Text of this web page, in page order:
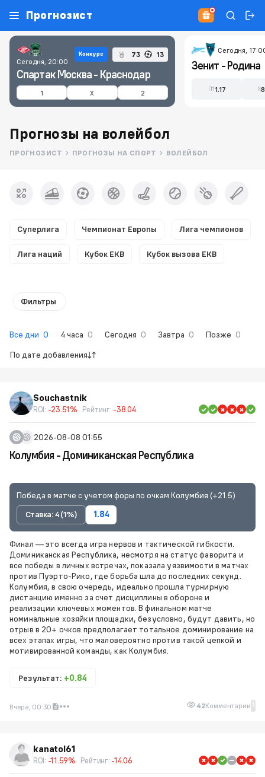
Прогнозист
Сегодня, 20:00
Конкурс 73 13
Спартак Москва - Краснодар
1 X 2
Сегодня,
Зенит - Родина
П11.17 X
Прогнозы на волейбол
ПРОГНОЗИСТ ПРОГНОЗЫ НА СПОРТ ВОЛЕЙБОЛ
Суперлига Чемпионат Европы Лига чемпионов
Лига наций Кубок ЕКВ Кубок вызова ЕКВ
Фильтры
Все дни 0 4 часа 0 Сегодня 0 Завтра 0 Позже 0
По дате добавления
Souchastnik
ROI: -23.51% Рейтинг: -38.04
2026-08-08 01:55
Колумбия - Доминиканская Республика
Победа в матче с учетом форы по очкам Колумбия (+21.5)
Ставка: 4 (1%)
1.84
Финал — это всегда игра нервов и тактической гибкости.
Доминиканская Республика, несмотря на статус фаворита и
все победы в личных встречах, показала уязвимости в матчах
против Пуэрто-Рико, где борьба шла до последних секунд.
Колумбия, в свою очередь, идеально прошла турнирную
дистанцию именно за счет дисциплины в обороне и
реализации ключевых моментов. В финальном матче
номинальные хозяйки площадки, безусловно, будут давить, но
отрыв в 20+ очков предполагает тотальное доминирование на
всех этапах игры, что маловероятно против такой цепкой и
мотивированной команды, как Колумбия.
Результат: +0.84
Вчера, 00:30 42Комментарии 1
kanatol61
ROI: -11.59% Рейтинг: -14.06